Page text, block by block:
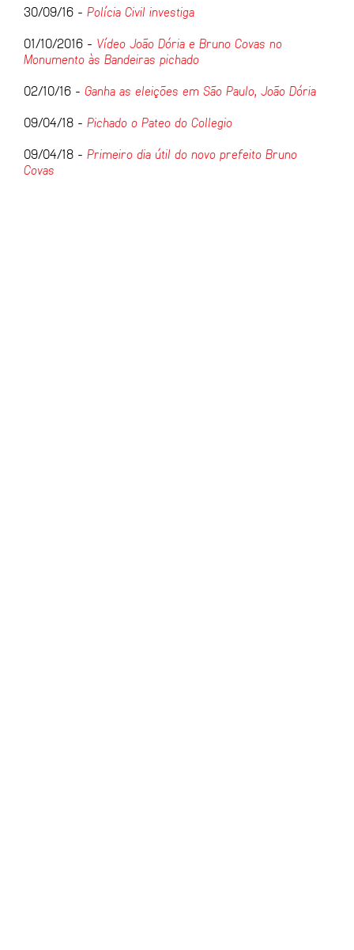
30/09/16 - Polícia Civil investiga
01/10/2016 - Vídeo João Dória e Bruno Covas no
Monumento às Bandeiras pichado
02/10/16 - Ganha as eleições em São Paulo, João Dória
09/04/18 - Pichado o Pateo do Collegio
09/04/18 - Primeiro dia útil do novo prefeito Bruno
Covas